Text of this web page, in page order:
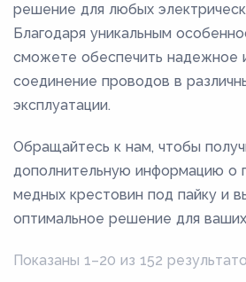
решение для любых
Благодаря уникальным
сможете обеспечить надежное
соединение проводов в
эксплуатации.
Обращайтесь к нам, чтобы
дополнительную информацию о
медных крестовин под пайку и
оптимальное решение для
Показаны 1–20 из 152